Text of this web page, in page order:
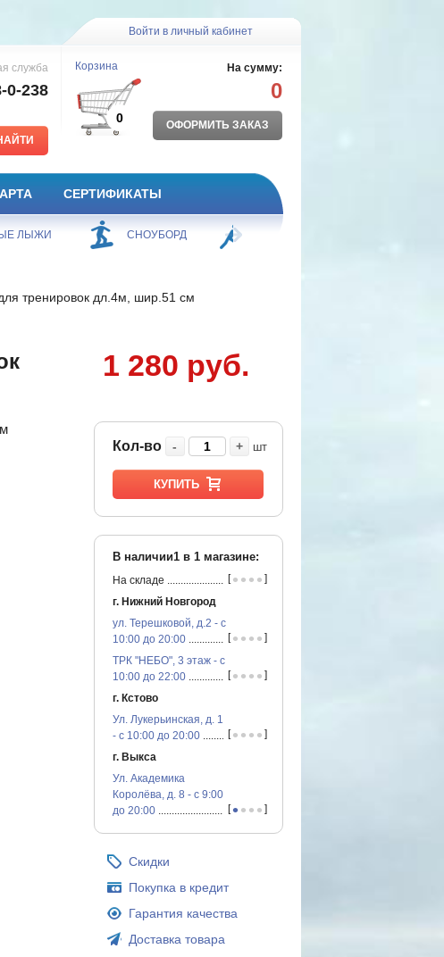
Войти в личный кабинет
служба
0-238
Корзина
0
На сумму:
0
ОФОРМИТЬ ЗАКАЗ
СЕРТИФИКАТЫ
ЛЫЖИ СНОУБОРД
тренировок дл.4м, шир.51 см
1 280 руб.
Кол-во - + шт
КУПИТЬ
В наличии1 в 1магазине:
На складе ...............................................
[•••• ]
г. Нижний Новгород
ул. Терешковой, д.2 - с
10:00 до 20:00...............................................
[•••• ]
ТРК "НЕБО", 3 этаж - с
10:00 до 22:00...............................................
[•••• ]
г. Кстово
Ул. Лукерьинская, д. 1
- с 10:00 до 20:00...............................................
[•••• ]
г. Выкса
Ул. Академика
Королёва, д. 8 - с 9:00
до 20:00...............................................
[•••• ]
Скидки
Покупка в кредит
Гарантия качества
Доставка товара